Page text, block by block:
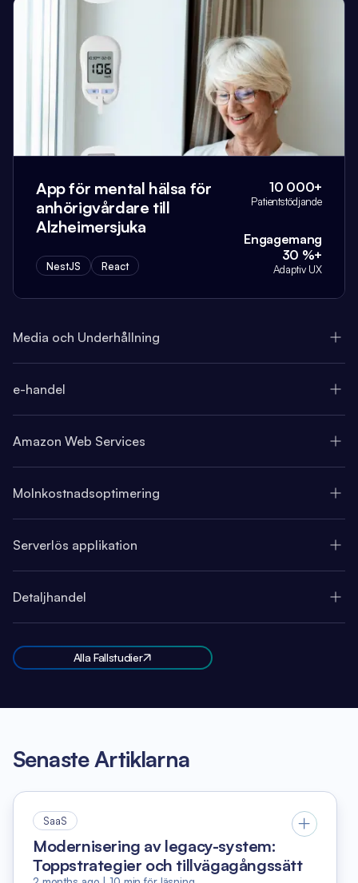
App för mental hälsa för
anhörigvårdare till
Alzheimersjuka
NestJS React
10 000+
Patientstödjande
Engagemang
30 %+
Adaptiv UX
Media och Underhållning
e-handel
Amazon Web Services
Molnkostnadsoptimering
Serverlös applikation
Detaljhandel
Alla Fallstudier
Senaste Artiklarna
SaaS
Modernisering av legacy-system:
Toppstrategier och tillvägagångssätt